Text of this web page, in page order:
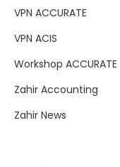
VPN ACCURATE
VPN ACIS
Workshop ACCURATE
Zahir Accounting
Zahir News